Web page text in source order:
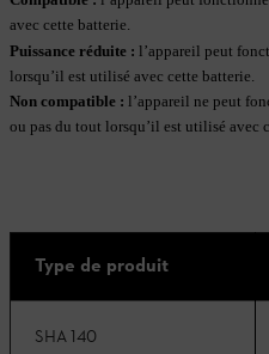
avec cette batterie.
Puissance réduite : l’appareil peut
lorsqu’il est utilisé avec cette batterie.
Non compatible : l’appareil ne peut
ou pas du tout lorsqu’il est utilisé avec
Type de produit
SHA 140